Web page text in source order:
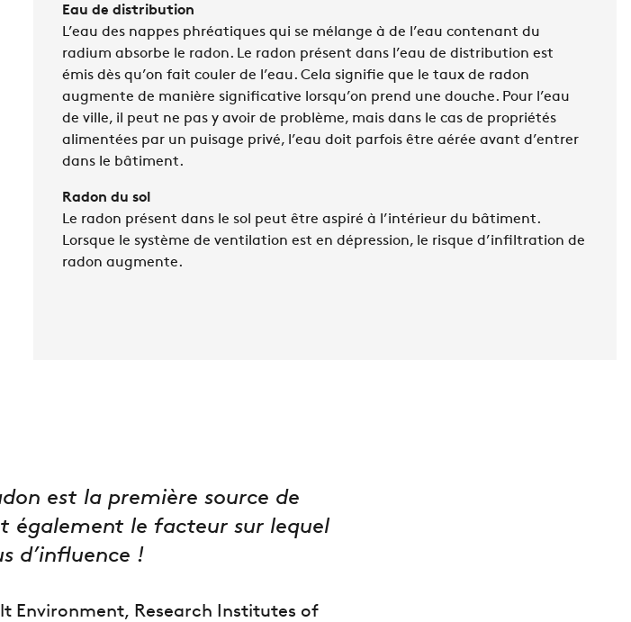
Eau de distribution
L’eau des nappes phréatiques qui se mélange à de l’eau contenant du
radium absorbe le radon. Le radon présent dans l’eau de distribution est
émis dès qu’on fait couler de l’eau. Cela signifie que le taux de radon
augmente de manière significative lorsqu’on prend une douche. Pour l’eau
de ville, il peut ne pas y avoir de problème, mais dans le cas de propriétés
alimentées par un puisage privé, l’eau doit parfois être aérée avant d’entrer
dans le bâtiment.
Radon du sol
Le radon présent dans le sol peut être aspiré à l’intérieur du bâtiment.
Lorsque le système de ventilation est en dépression, le risque d’infiltration de
radon augmente.
est la première source de
également le facteur sur lequel
d’influence !
Environment, Research Institutes of